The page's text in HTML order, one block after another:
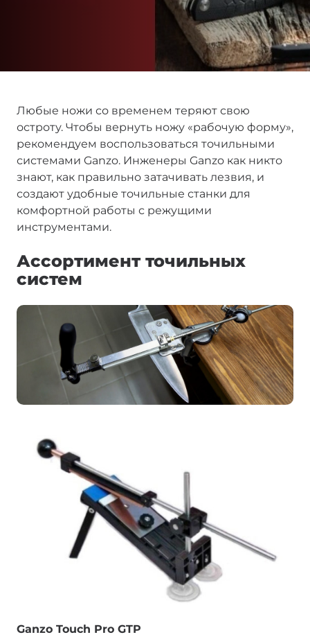
Любые ножи со временем теряют свою
остроту. Чтобы вернуть ножу «рабочую форму»,
рекомендуем воспользоваться точильными
системами Ganzo. Инженеры Ganzo как никто
знают, как правильно затачивать лезвия, и
создают удобные точильные станки для
комфортной работы с режущими
инструментами.
Ассортимент точильных
систем
Ganzo Touch Pro GTP